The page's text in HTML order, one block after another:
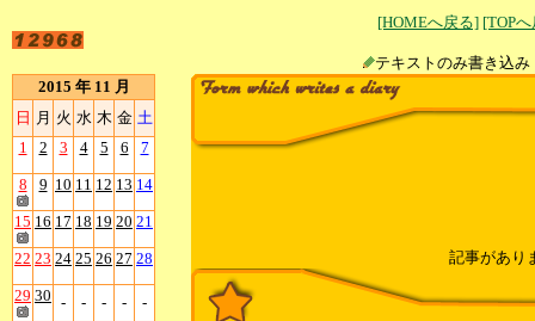
[HOMEへ戻る] [TOP
テキストのみ書
2015 年 11 月
日 月 火 水 木 金 土
1
2 3 4 5 6 7
8 9 10 11 12 13 14
15 16 17 18 19 20 21
22 23 24 25 26 27 28
29 30 - - - - -
記事があり